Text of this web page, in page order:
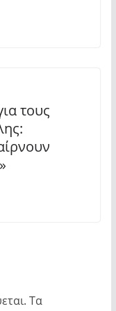
τους
Τα